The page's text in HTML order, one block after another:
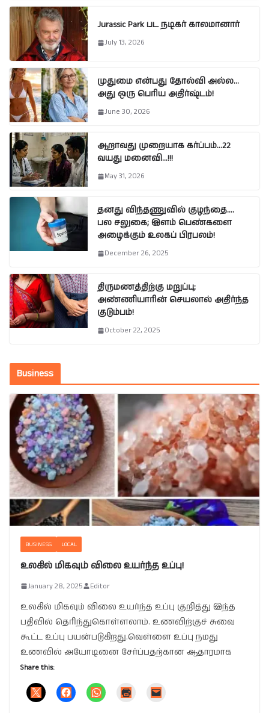
Jurassic Park பட நடிகர் காலமானார்
July 13, 2026
முதுமை என்பது தோல்வி அல்ல…
அது ஒரு பெரிய அதிர்ஷ்டம்!
June 30, 2026
ஆறாவது முறையாக கர்ப்பம்…22
வயது மனைவி…!!!
May 31, 2026
தனது விந்தணுவில் குழந்தை….
பல சலுகை; இளம் பெண்களை
அழைக்கும் உலகப் பிரபலம்!
December 26, 2025
திருமணத்திற்கு மறுப்பு;
அண்ணியாரின் செயலால் அதிர்ந்த
குடும்பம்!
October 22, 2025
Business
BUSINESS LOCAL
உலகில் மிகவும் விலை உயர்ந்த உப்பு!
January 28, 2025 Editor
உலகில் மிகவும் விலை உயர்ந்த உப்பு குறித்து இந்த
பதிவில் தெரிந்துகொள்ளலாம். உணவிற்குச் சுவை
கூட்ட உப்பு பயன்படுகிறது.வெள்ளை உப்பு நமது
உணவில் அயோடினை சேர்ப்பதற்கான ஆதாரமாக
Share this: